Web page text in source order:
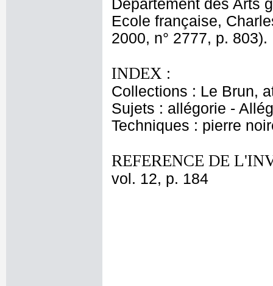
Département des Arts
Ecole française,
2000, n° 2777, p. 803).
INDEX :
Collections : Le Brun,
Sujets : allégorie -
Techniques : pierre
REFERENCE DE
vol. 12, p. 184